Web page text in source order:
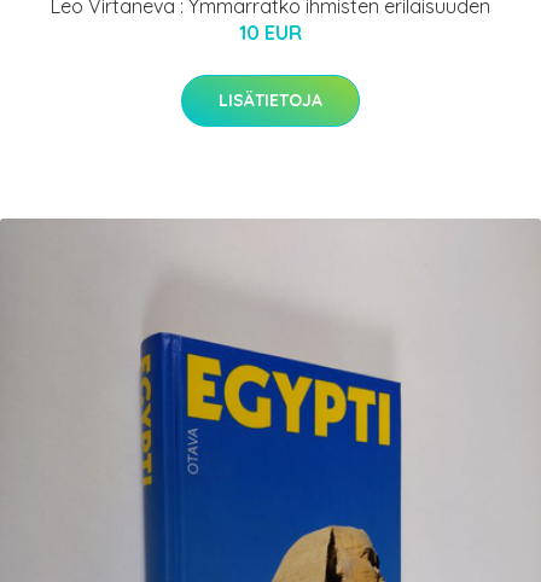
Leo Virtaneva : Ymmärrätkö ihmisten erilaisuuden
10 EUR
LISÄTIETOJA